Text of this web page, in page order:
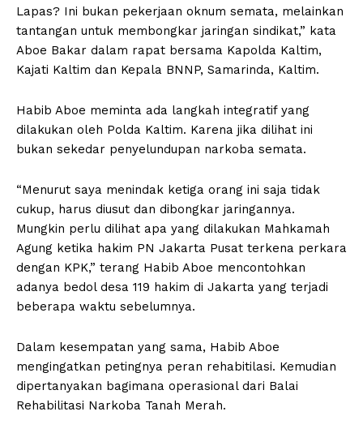
Lapas? Ini bukan pekerjaan oknum semata, melainkan
tantangan untuk membongkar jaringan sindikat,” kata
Aboe Bakar dalam rapat bersama Kapolda Kaltim,
Kajati Kaltim dan Kepala BNNP, Samarinda, Kaltim.
Habib Aboe meminta ada langkah integratif yang
dilakukan oleh Polda Kaltim. Karena jika dilihat ini
bukan sekedar penyelundupan narkoba semata.
“Menurut saya menindak ketiga orang ini saja tidak
cukup, harus diusut dan dibongkar jaringannya.
Mungkin perlu dilihat apa yang dilakukan Mahkamah
Agung ketika hakim PN Jakarta Pusat terkena perkara
dengan KPK,” terang Habib Aboe mencontohkan
adanya bedol desa 119 hakim di Jakarta yang terjadi
beberapa waktu sebelumnya.
Dalam kesempatan yang sama, Habib Aboe
mengingatkan petingnya peran rehabitilasi. Kemudian
dipertanyakan bagimana operasional dari Balai
Rehabilitasi Narkoba Tanah Merah.